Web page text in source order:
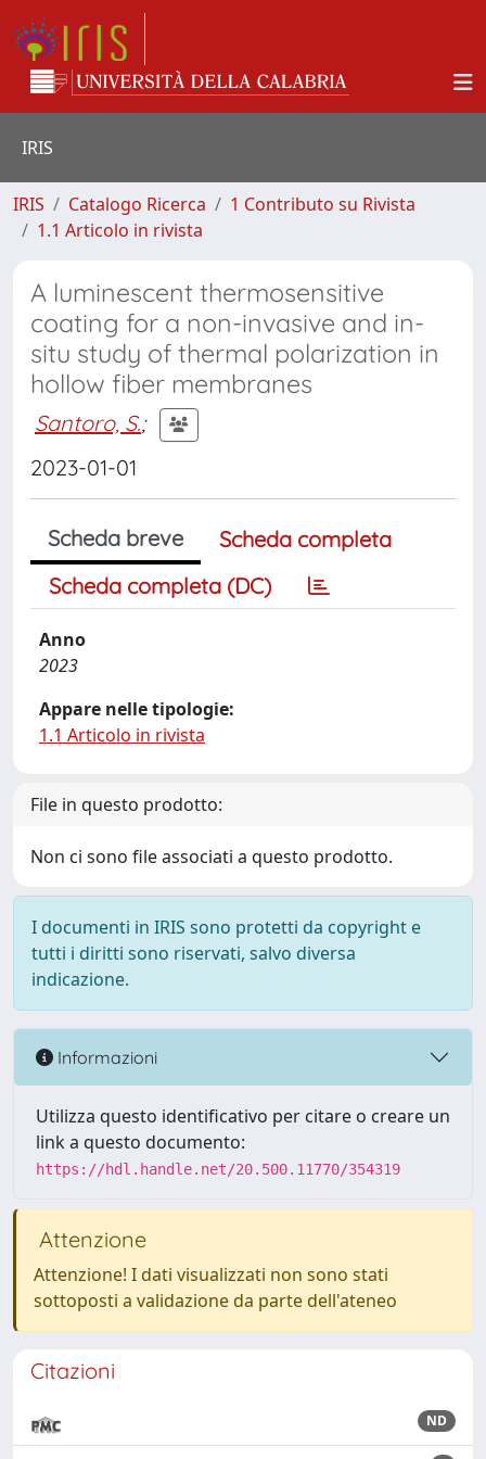
IRIS
IRIS Catalogo Ricerca
1 Contributo su Rivista
1.1 Articolo in rivista
A luminescent thermosensitive
coating for a non-invasive and in-
situ study of thermal polarization in
hollow fiber membranes
Santoro, S.;
2023-01-01
Scheda breve
Scheda completa
Scheda completa (DC)
Anno
2023
Appare nelle tipologie:
1.1 Articolo in rivista
File in questo prodotto:
Non ci sono file associati a questo prodotto.
I documenti in IRIS sono protetti da copyright e
tutti i diritti sono riservati, salvo diversa
indicazione.
Informazioni
Utilizza questo identificativo per citare o creare un
link a questo documento:
https://hdl.handle.net/20.500.11770/354319
Attenzione
Attenzione! I dati visualizzati non sono stati
sottoposti a validazione da parte dell'ateneo
Citazioni
ND